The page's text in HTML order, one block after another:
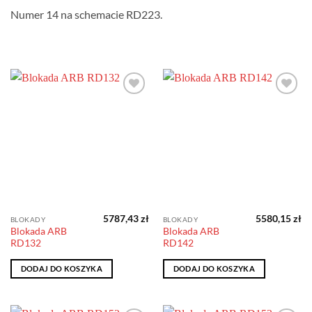
Numer 14 na schemacie RD223.
BLOKADY
Blokada ARB
RD132
5787,43zł
DODAJ DO KOSZYKA
BLOKADY
Blokada ARB
RD142
5580,15zł
DODAJ DO KOSZYKA